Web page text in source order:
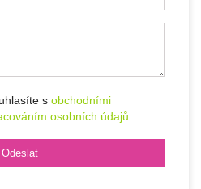
s obchodními
osobních údajů